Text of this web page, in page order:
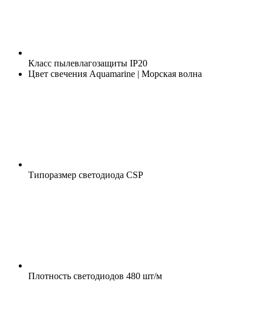
Класс пылевлагозащиты IP20
Цвет свечения Aquamarine | Морская волна
Типоразмер светодиода CSP
Плотность светодиодов 480 шт/м